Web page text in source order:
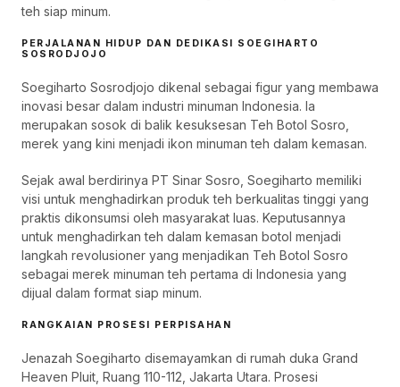
teh siap minum.
PERJALANAN HIDUP DAN DEDIKASI SOEGIHARTO
SOSRODJOJO
Soegiharto Sosrodjojo dikenal sebagai figur yang membawa
inovasi besar dalam industri minuman Indonesia. Ia
merupakan sosok di balik kesuksesan Teh Botol Sosro,
merek yang kini menjadi ikon minuman teh dalam kemasan.
Sejak awal berdirinya PT Sinar Sosro, Soegiharto memiliki
visi untuk menghadirkan produk teh berkualitas tinggi yang
praktis dikonsumsi oleh masyarakat luas. Keputusannya
untuk menghadirkan teh dalam kemasan botol menjadi
langkah revolusioner yang menjadikan Teh Botol Sosro
sebagai merek minuman teh pertama di Indonesia yang
dijual dalam format siap minum.
RANGKAIAN PROSESI PERPISAHAN
Jenazah Soegiharto disemayamkan di rumah duka Grand
Heaven Pluit, Ruang 110-112, Jakarta Utara. Prosesi